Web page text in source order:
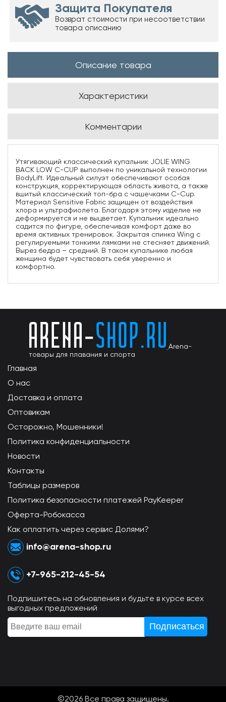
Защита Покупателя
Возврат стоимости при несоответствии
товара описанию
Описание товара
Характеристики
Комментарии
Утягивающий классический купальник JOLIE WING
BACK LOW C-CUP выполнен по уникальной технологии
BodyLift. Идеальный силуэт обеспечивают особая
конструкция, корректирующая область живота, а также
вшитый классический топ-бра с чашечками C-Cup.
Материал Sensitive Fabric защищен от воздействия
хлора и ультрафиолета. Благодаря этому изделие не
деформируется и не выцветает. Купальник идеально
садится по фигуре, обеспечивая комфорт даже во
время активных тренировок. Закрытая спинка Wing с
регулируемыми тонкими лямками не стесняет движений.
Вырез бедра – средний. В таком купальнике любая
женщина будет чувствовать себя уверенно и
комфортно.
Arena-
товары для плавания и спорта
Главная
О нас
Доставка и оплата
Оптовикам
Осторожно, Мошенники!
Политика конфиденциальности
Новости
Контакты
Таблицы размеров
Политика безопасности платежей PayKeeper
Оферта-Робокасса
Как оплатить через сервис Долями?
info@arena-shop.ru
+7-965-212-45-54
Подпишитесь на обновления и будьте в курсе всех
выгодных предложений
©2026 Всe права защищены.